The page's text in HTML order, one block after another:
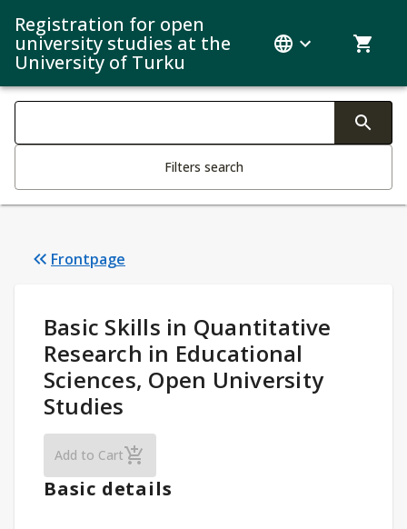
Registration for open
university studies at the
University of Turku
Search filters
Filters search
Frontpage
Study Details
Basic Skills in Quantitative
Research in Educational
Sciences, Open University
Studies
Add to CartBasic Skills in Quantitative Research in
Basic details